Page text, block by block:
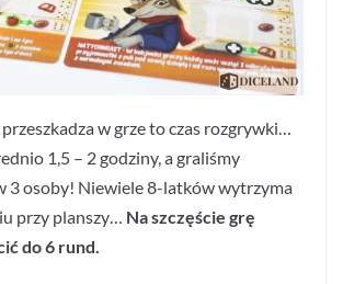
przeszkadza w grze to czas rozgrywki…
1,5 – 2 godziny, a graliśmy
3 osoby! Niewiele 8-latków wytrzyma
przy planszy… Na szczęście grę
do 6 rund.